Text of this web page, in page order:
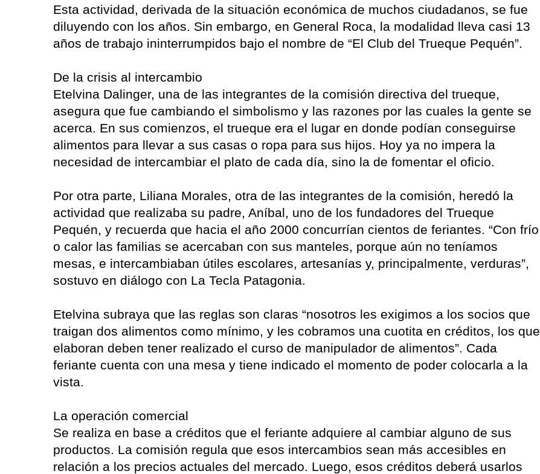
Esta actividad, derivada de la situación económica de muchos ciudadanos, se fue
diluyendo con los años. Sin embargo, en General Roca, la modalidad lleva casi 13
años de trabajo ininterrumpidos bajo el nombre de “El Club del Trueque Pequén”.
De la crisis al intercambio
Etelvina Dalinger, una de las integrantes de la comisión directiva del trueque,
asegura que fue cambiando el simbolismo y las razones por las cuales la gente se
acerca. En sus comienzos, el trueque era el lugar en donde podían conseguirse
alimentos para llevar a sus casas o ropa para sus hijos. Hoy ya no impera la
necesidad de intercambiar el plato de cada día, sino la de fomentar el oficio.
Por otra parte, Liliana Morales, otra de las integrantes de la comisión, heredó la
actividad que realizaba su padre, Aníbal, uno de los fundadores del Trueque
Pequén, y recuerda que hacia el año 2000 concurrían cientos de feriantes. “Con frío
o calor las familias se acercaban con sus manteles, porque aún no teníamos
mesas, e intercambiaban útiles escolares, artesanías y, principalmente, verduras”,
sostuvo en diálogo con La Tecla Patagonia.
Etelvina subraya que las reglas son claras “nosotros les exigimos a los socios que
traigan dos alimentos como mínimo, y les cobramos una cuotita en créditos, los que
elaboran deben tener realizado el curso de manipulador de alimentos”. Cada
feriante cuenta con una mesa y tiene indicado el momento de poder colocarla a la
vista.
La operación comercial
Se realiza en base a créditos que el feriante adquiere al cambiar alguno de sus
productos. La comisión regula que esos intercambios sean más accesibles en
relación a los precios actuales del mercado. Luego, esos créditos deberá usarlos